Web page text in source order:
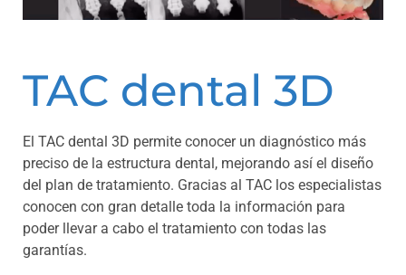
TAC dental 3D
El TAC dental 3D permite conocer un diagnóstico más
preciso de la estructura dental, mejorando así el diseño
del plan de tratamiento. Gracias al TAC los especialistas
conocen con gran detalle toda la información para
poder llevar a cabo el tratamiento con todas las
garantías.